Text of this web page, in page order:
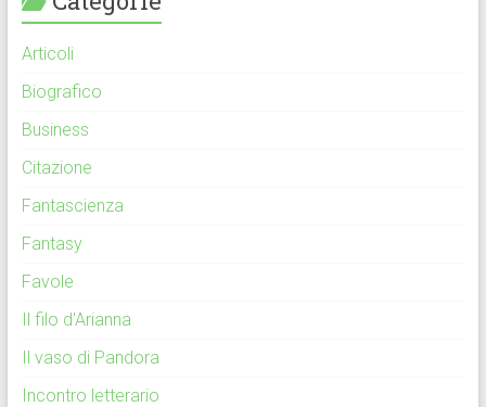
Articoli
Biografico
Business
Citazione
Fantascienza
Fantasy
Favole
Il filo d'Arianna
Il vaso di Pandora
Incontro letterario